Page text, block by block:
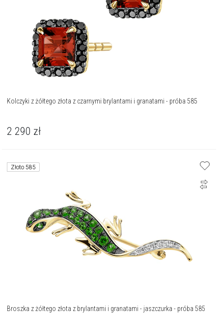
Kolczyki z żółtego złota z czarnymi brylantami i granatami - próba 585
2 290 zł
Złoto 585
Broszka z żółtego złota z brylantami i granatami - jaszczurka - próba 585